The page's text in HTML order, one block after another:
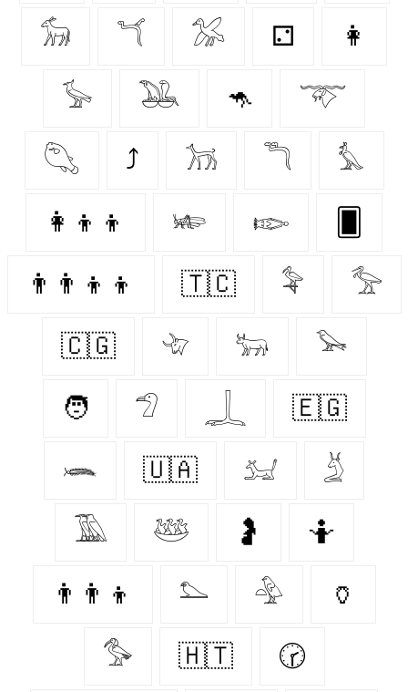
𓃘 𓆔 𓅮 ⚁ 👩‍
𓅚 𓅒 🦘 𓄅
𓆡 ⤴ 𓃡 𓆕 𓅘
👩‍👦‍👦 𓆧 𓆢
👨‍👨‍👦‍👦 🇹🇨 𓅝 𓅡
🇨🇬 𓄀 𓃒 𓅨
🧑 𓅿 𓆆 🇪🇬
𓆨 🇺🇦 𓃫 𓄄
𓅀 𓅸 🤰 🤷‍
👨‍👨‍👦 𓅌 𓅲 🏺
𓅜 🇭🇹 🕝